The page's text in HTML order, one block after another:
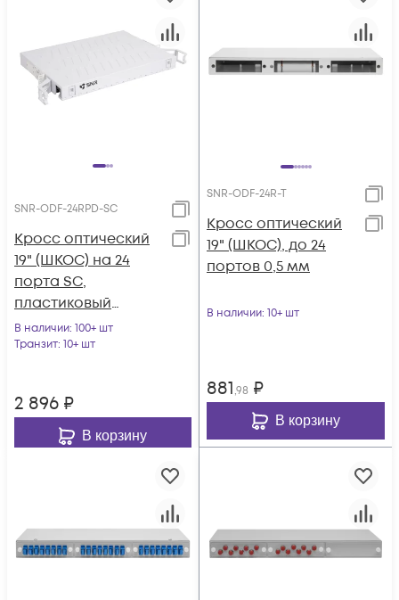
SNR-ODF-24RPD-SC
Кросс оптический
19" (ШКОС) на 24
порта SC,
пластиковый
выдвижной, 1U
В наличии: 100+ шт
Транзит: 10+ шт
2 896 ₽
В корзину
SNR-ODF-24R-T
Кросс оптический
19" (ШКОС), до 24
портов 0,5 мм
В наличии: 10+ шт
881,98 ₽
В корзину